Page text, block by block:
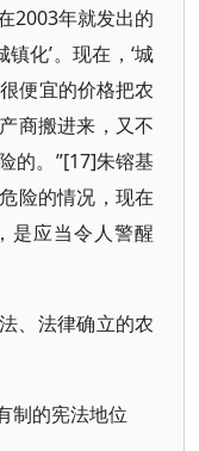
2003年就发出的
化’。现在，‘城
便宜的价格把农
商搬进来，又不
的。”[17]朱镕基
险的情况，现在
是应当令人警醒
、法律确立的农
制的宪法地位